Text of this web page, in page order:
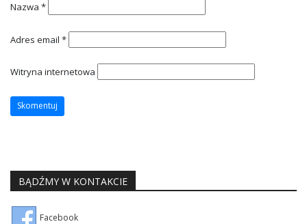
Nazwa *
Adres email *
Witryna internetowa
BĄDŹMY W KONTAKCIE
Facebook